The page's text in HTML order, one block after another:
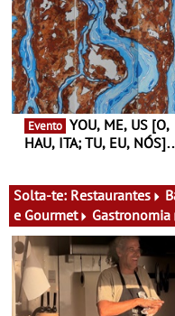
Finlândia é a convidada
primeira edição do novo
ciclo de debates
aos grandes temas do
nosso tempo
Evento
HAU, ITA; TU, EU, NÓS]
13 de Dezembro
Solta-te: Restaurantes
e Gourmet
Gastronomia